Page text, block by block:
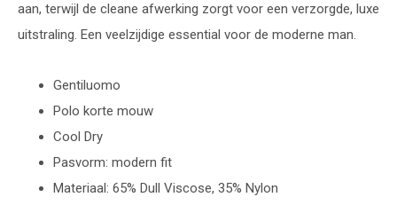
aan, terwijl de cleane afwerking zorgt voor een verzorgde, luxe
uitstraling. Een veelzijdige essential voor de moderne man.
Gentiluomo
Polo korte mouw
Cool Dry
Pasvorm: modern fit
Materiaal: 65% Dull Viscose, 35% Nylon